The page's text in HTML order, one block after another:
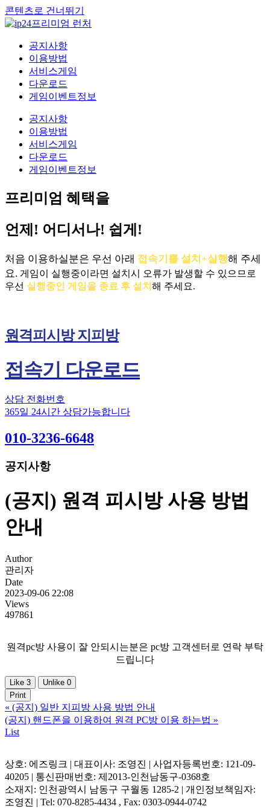
콘텐츠로 건너뛰기
공지사항
이용방법
서비스게임
다운로드
게임이벤트정보
공지사항
이용방법
서비스게임
다운로드
게임이벤트정보
프리미엄 혜택을
언제! 어디서나! 쉽게!
처음 이용하실분은 우선 아래 접속기를 설치+실행해 주세
요. 게임이 실행중이라면 설치시 오류가 발생할 수 있으므로
우선 실행중인 게임을 종료 후 설치 해 주세요.
원격피시방 지피방
접속기 다운로드
상담 전화번호
365일 24시간 상담가능합니다
010-3236-6648
공지사항
(공지) 원격 피시방 사용 방법
안내
Author
관리자
Date
2023-09-06 22:08
Views
497861
원격pc방 사용이 잘 안되시는분은 pc방 고객센터로 연락 부탁
드립니다
Like 3 Unlike 0
Print
« (공지) 일반 지피방 사용 방법 안내
(공지) 핸드폰을 이용하여 원격 PC방 이용 하는법 »
List
상호: 에즈링크 | 대표이사: 조영진 | 사업자등록번호: 121-09-
40205 | 통신판매번호: 제2013-인천남동구-0368호
소재지: 인천광역시 남동구 구월동 1285-2 | 개인정보책임자:
조영진 | Tel: 070-8285-4434 , Fax: 0303-0944-0742